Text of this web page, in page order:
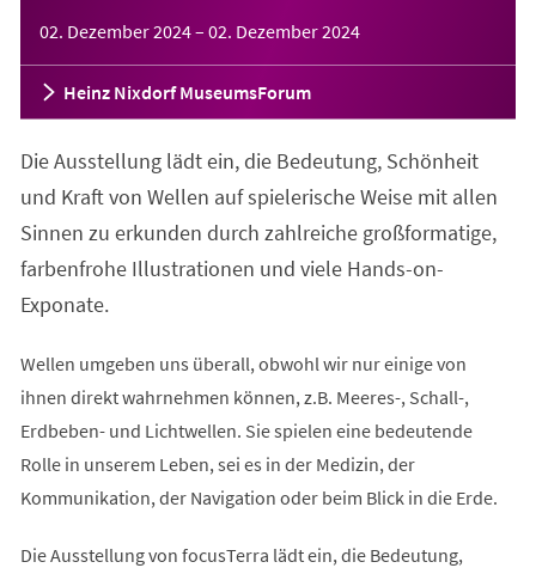
02. Dezember 2024– 02. Dezember 2024
Heinz Nixdorf MuseumsForum
Die Ausstellung lädt ein, die Bedeutung, Schönheit
und Kraft von Wellen auf spielerische Weise mit allen
Sinnen zu erkunden durch zahlreiche großformatige,
farbenfrohe Illustrationen und viele Hands-on-
Exponate.
Wellen umgeben uns überall, obwohl wir nur einige von
ihnen direkt wahrnehmen können, z.B. Meeres-, Schall-,
Erdbeben- und Lichtwellen. Sie spielen eine bedeutende
Rolle in unserem Leben, sei es in der Medizin, der
Kommunikation, der Navigation oder beim Blick in die Erde.
Die Ausstellung von focusTerra lädt ein, die Bedeutung,